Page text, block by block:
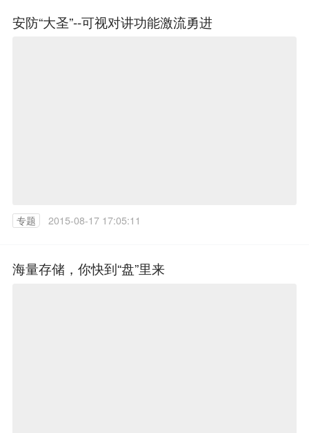
安防“大圣”--可视对讲功能激流勇进
专题 2015-08-17 17:05:11
海量存储，你快到“盘”里来